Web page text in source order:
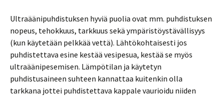
Ultraäänipuhdistuksen hyviä puolia ovat mm. puhdistuksen
nopeus, tehokkuus, tarkkuus sekä ympäristöystävällisyys
(kun käytetään pelkkää vettä). Lähtökohtaisesti jos
puhdistettava esine kestää vesipesua, kestää se myös
ultraäänipesemisen. Lämpötilan ja käytetyn
puhdistusaineen suhteen kannattaa kuitenkin olla
tarkkana jottei puhdistettava kappale vaurioidu niiden